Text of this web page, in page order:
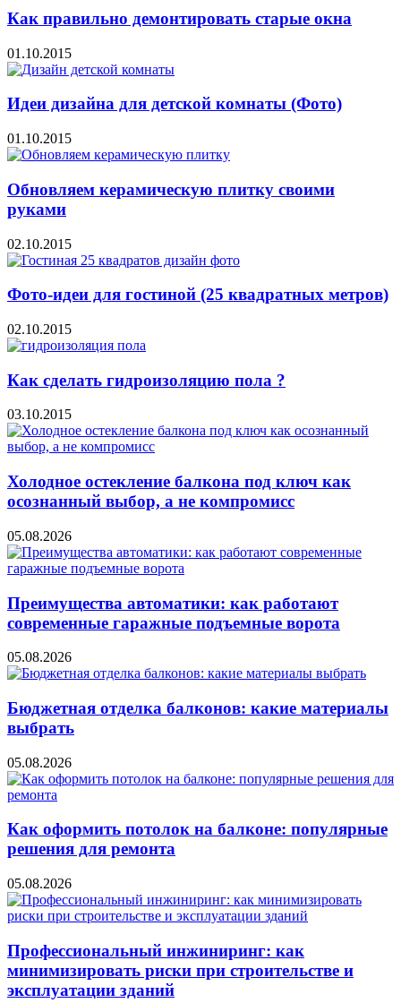
Как правильно демонтировать старые окна
01.10.2015
Идеи дизайна для детской комнаты (Фото)
01.10.2015
Обновляем керамическую плитку своими
руками
02.10.2015
Фото-идеи для гостиной (25 квадратных метров)
02.10.2015
Как сделать гидроизоляцию пола ?
03.10.2015
Холодное остекление балкона под ключ как
осознанный выбор, а не компромисс
05.08.2026
Преимущества автоматики: как работают
современные гаражные подъемные ворота
05.08.2026
Бюджетная отделка балконов: какие материалы
выбрать
05.08.2026
Как оформить потолок на балконе: популярные
решения для ремонта
05.08.2026
Профессиональный инжиниринг: как
минимизировать риски при строительстве и
эксплуатации зданий